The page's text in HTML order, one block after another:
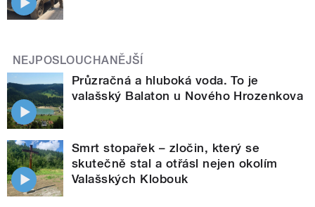
NEJPOSLOUCHANĚJŠÍ
Průzračná a hluboká voda. To je
valašský Balaton u Nového Hrozenkova
Smrt stopařek – zločin, který se
skutečně stal a otřásl nejen okolím
Valašských Klobouk